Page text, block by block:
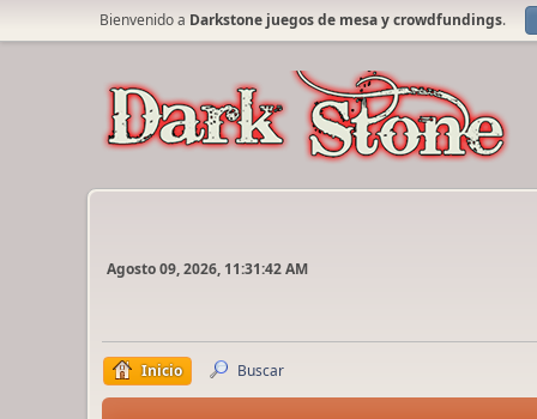
Bienvenido a Darkstone juegos de mesa y crowdfundings.
Agosto 09, 2026, 11:31:42 AM
Inicio Buscar